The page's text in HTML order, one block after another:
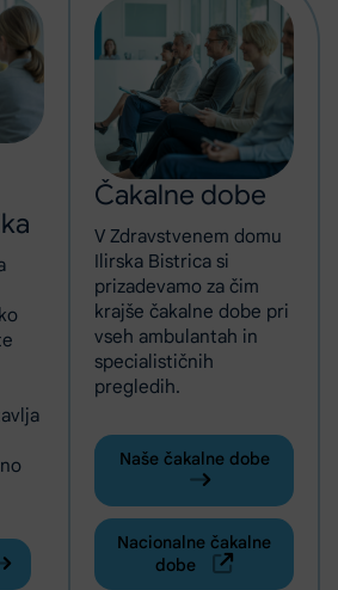
Čakalne dobe
V Zdravstvenem domu
Ilirska Bistrica si
prizadevamo za čim
krajše čakalne dobe pri
vseh ambulantah in
specialističnih
pregledih.
Naše čakalne dobe
Nacionalne čakalne
dobe